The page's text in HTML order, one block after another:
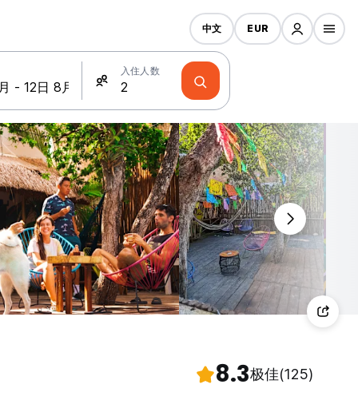
入住人数
中文 EUR
8.3极佳(125)